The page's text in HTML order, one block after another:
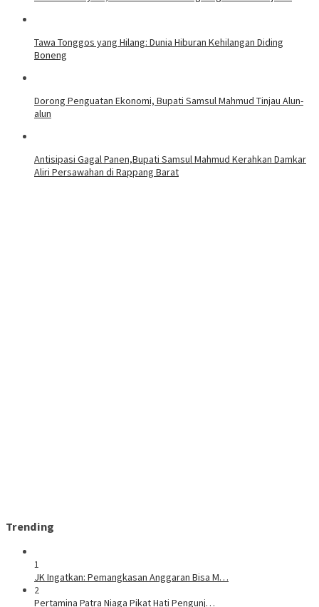
Tawa Tonggos yang Hilang: Dunia Hiburan Kehilangan Diding
Boneng
Dorong Penguatan Ekonomi, Bupati Samsul Mahmud Tinjau Alun-
alun
Antisipasi Gagal Panen,Bupati Samsul Mahmud Kerahkan Damkar
Aliri Persawahan di Rappang Barat
Trending
1
JK Ingatkan: Pemangkasan Anggaran Bisa M…
2
Pertamina Patra Niaga Pikat Hati Pengunj…